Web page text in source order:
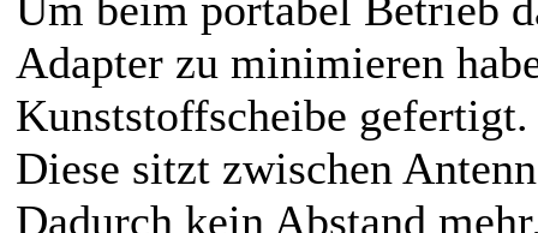
Adapter zu minimieren
Kunststoffscheibe gefertigt.
Diese sitzt zwischen
Dadurch kein Abstand